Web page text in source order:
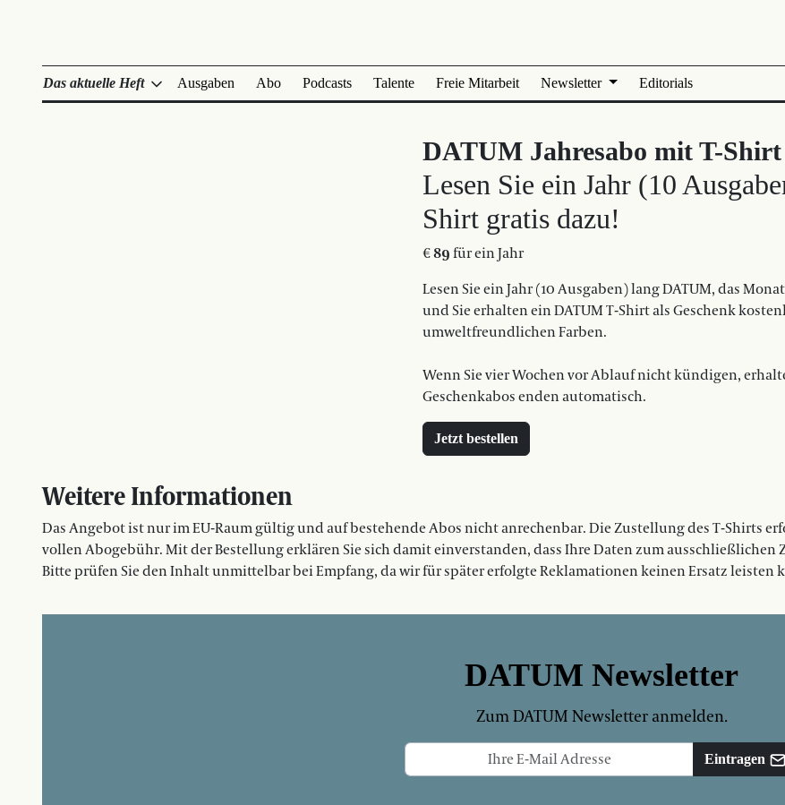
Das aktuelle Heft Ausgaben Abo Podcasts Talente Freie Mitarbeit Newsletter Editorials
DATUM Jahresabo mit T-Shirt
Lesen Sie ein Jahr (10
Shirt gratis dazu!
€89 für ein Jahr
Lesen Sie ein Jahr (10 Ausgaben) lang DATUM, das
und Sie erhalten ein DATUM T-Shirt als Geschenk
umweltfreundlichen Farben.
Wenn Sie vier Wochen vor Ablauf nicht kündigen,
Geschenkabos enden automatisch.
Jetzt bestellen
Weitere Informationen
Das Angebot ist nur im EU-Raum gültig und auf bestehende Abos nicht anrechenbar. Die Zustellung des T-Shirts
vollen Abogebühr. Mit der Bestellung erklären Sie sich damit einverstanden, dass Ihre Daten zum ausschließlichen
Bitte prüfen Sie den Inhalt unmittelbar bei Empfang, da wir für später erfolgte Reklamationen keinen Ersatz leisten
DATUM Newsletter
Zum DATUM Newsletter anmelden.
Eintragen